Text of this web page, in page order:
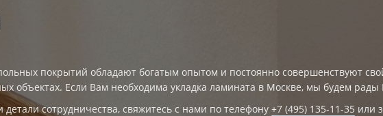
покрытий обладают богатым опытом и постоянно совершенствуют
объектах. Если Вам необходима укладка ламината в Москве, мы будем
сотрудничества, свяжитесь с нами по телефону +7 (495) 135-11-35 или